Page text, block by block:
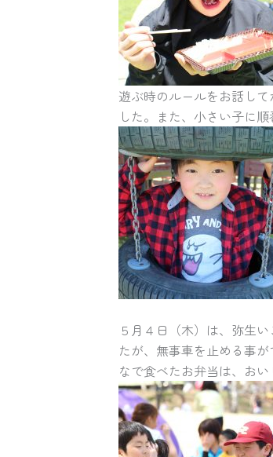
遊ぶ時のルールをお話し
した。また、小さい子に
５月４日（木）は、弥生
たが、無事車を止める事
なで食べたお弁当は、お